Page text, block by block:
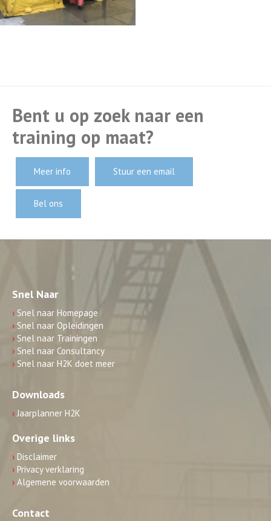
Bent u op zoek naar een
training op maat?
Meer info Stuur een email
Bel ons
Snel Naar
› Snel naar Homepage
› Snel naar Opleidingen
› Snel naar Trainingen
› Snel naar Consultancy
› Snel naar H2K doet meer
Downloads
› Jaarplanner H2K
Overige links
› Disclaimer
› Privacy verklaring
› Algemene voorwaarden
Contact